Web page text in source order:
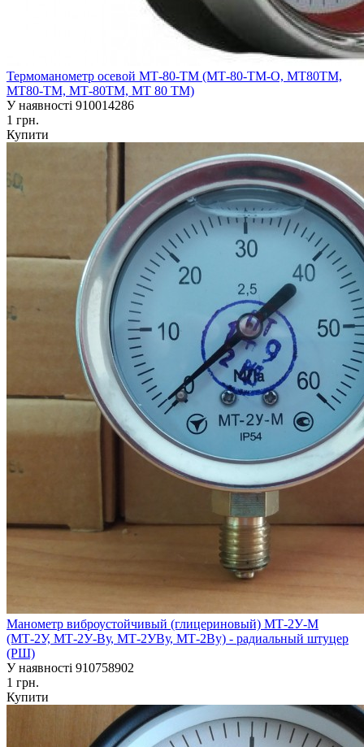
Термоманометр осевой МТ-80-ТМ (МТ-80-ТМ-О, МТ80ТМ,
МТ80-ТМ, МТ-80ТМ, МТ 80 ТМ)
У наявності 910014286
1 грн.
Купити
Манометр виброустойчивый (глицериновый) МТ-2У-М
(МТ-2У, МТ-2У-Ву, МТ-2УВу, МТ-2Ву) - радиальный штуцер
(РШ)
У наявності 910758902
1 грн.
Купити